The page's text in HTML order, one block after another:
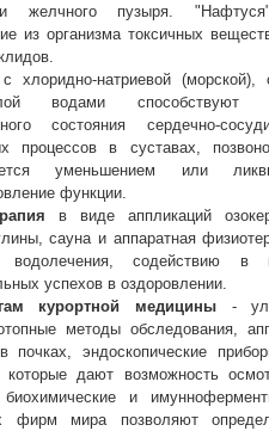
желчного пузыря. "Нафтуся"
из организма токсичных
с хлоридно-натриевой (морской),
водами способствуют
состояния сердечно-
процессов в суставах,
уменьшением или
функции.
в виде аппликаций
сауна и аппаратная
водолечения, содействию в
успехов в оздоровлении.
курортной медицины -
методы обследования,
почках, эндоскопические
которые дают возможность
и
фирм мира позволяют